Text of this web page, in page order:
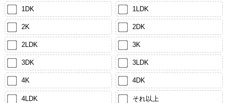
1DK 1LDK
2K 2DK
2LDK 3K
3DK 3LDK
4K 4DK
4LDK それ以上